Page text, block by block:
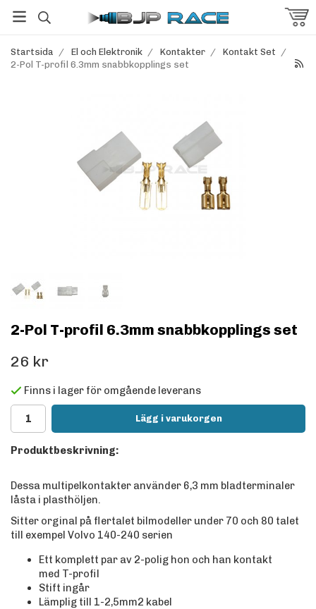
Startsida / El och Elektronik / Kontakter / Kontakt Set /
2-Pol T-profil 6.3mm snabbkopplings set
2-Pol T-profil 6.3mm snabbkopplings set
26 kr
Finns i lager för omgående leverans
Lägg i varukorgen
Produktbeskrivning:
Dessa multipelkontakter använder 6,3 mm bladterminaler
låsta i plasthöljen.
Sitter orginal på flertalet bilmodeller under 70 och 80 talet
till exempel Volvo 140-240 serien
Ett komplett par av 2-polig hon och han kontakt
med T-profil
Stift ingår
Lämplig till 1-2,5mm2 kabel